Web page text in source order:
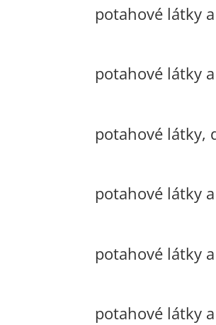
potahové látky
potahové látky
potahové látky,
potahové látky
potahové látky
potahové látky